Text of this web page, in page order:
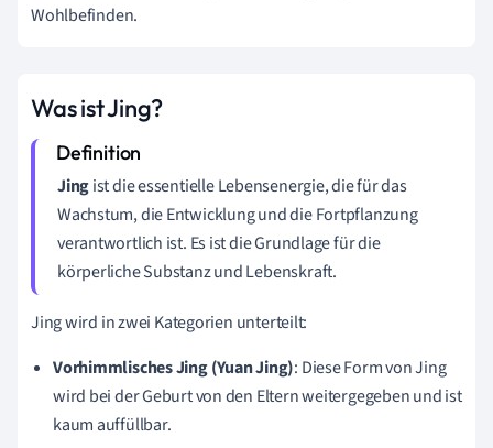
Wohlbefinden.
Was ist Jing?
Jingist die essentielle Lebensenergie, die für das
Wachstum, die Entwicklung und die Fortpflanzung
verantwortlich ist. Es ist die Grundlage für die
körperliche Substanz und Lebenskraft.
Jing wird in zwei Kategorien unterteilt:
Vorhimmlisches Jing (Yuan Jing): Diese Form von Jing
wird bei der Geburt von den Eltern weitergegeben und ist
kaum auffüllbar.